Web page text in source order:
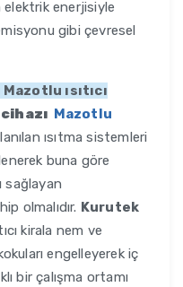
elektrik enerjisiyle
gibi çevresel
Mazotlu ısıtıcı
Mazotlu
ısıtma sistemleri
buna göre
sağlayan
olmalıdır. Kurutek
kirala nem ve
engelleyerek iç
bir çalışma ortamı